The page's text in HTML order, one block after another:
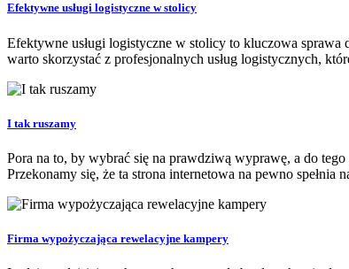
Efektywne usługi logistyczne w stolicy
Efektywne usługi logistyczne w stolicy to kluczowa sprawa
warto skorzystać z profesjonalnych usług logistycznych,
I tak ruszamy
Pora na to, by wybrać się na prawdziwą wyprawę, a do
Przekonamy się, że ta strona internetowa na pewno spełnia
Firma wypożyczająca rewelacyjne kampery